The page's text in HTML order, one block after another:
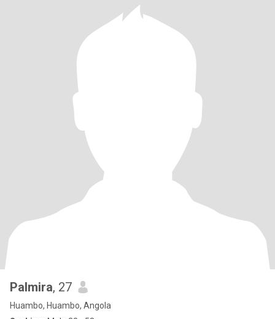
Palmira, 27
Huambo, Huambo, Angola